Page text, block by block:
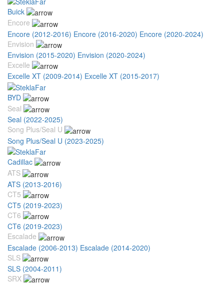
Buick
Encore
Encore (2012-2016) Encore (2016-2020) Encore (2020-2024)
Envision
Envision (2015-2020) Envision (2020-2024)
Excelle
Excelle XT (2009-2014) Excelle XT (2015-2017)
BYD
Seal
Seal (2022-2025)
Song Plus/Seal U
Song Plus/Seal U (2023-2025)
Cadillac
ATS
ATS (2013-2016)
CT5
CT5 (2019-2023)
CT6
CT6 (2019-2023)
Escalade
Escalade (2006-2013) Escalade (2014-2020)
SLS
SLS (2004-2011)
SRX